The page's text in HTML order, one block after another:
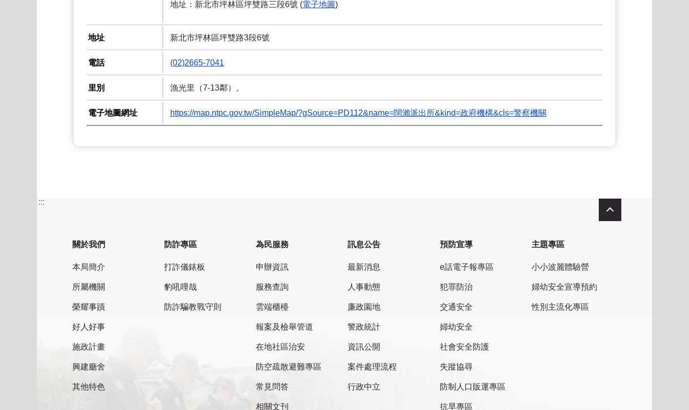
地址：新北市坪林區坪雙路三段6號 (電子地圖)
地址 新北市坪林區坪雙路3段6號
電話 (02)2665-7041
里別 漁光里（7-13鄰）。
電子地圖網址 https://map.ntpc.gov.tw/SimpleMap/?gSource=PD112&name=闊瀨派出所&kind=政府機構&cls=警察機關
:::
關於我們
本局簡介
所屬機關
榮耀事蹟
好人好事
施政計畫
興建廳舍
其他特色
防詐專區
打詐儀錶板
豹吼哩哉
防詐騙教戰守則
為民服務
申辦資訊
服務查詢
雲端櫃檯
報案及檢舉管道
在地社區治安
防空疏散避難專區
常見問答
相關文刊
訊息公告
最新消息
人事動態
廉政園地
警政統計
資訊公開
案件處理流程
行政中立
預防宣導
e話電子報專區
犯罪防治
交通安全
婦幼安全
社會安全防護
失蹤協尋
防制人口販運專區
抗旱專區
主題專區
小小波麗體驗營
婦幼安全宣導預約
性別主流化專區